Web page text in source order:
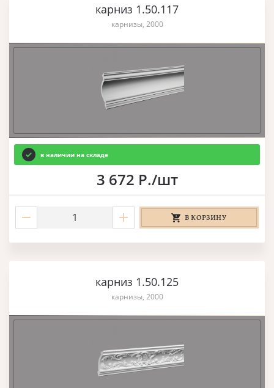
карниз 1.50.117
карнизы, 2000
в наличии на складе
3 672 Р./шт
В КОРЗИНУ
карниз 1.50.125
карнизы, 2000